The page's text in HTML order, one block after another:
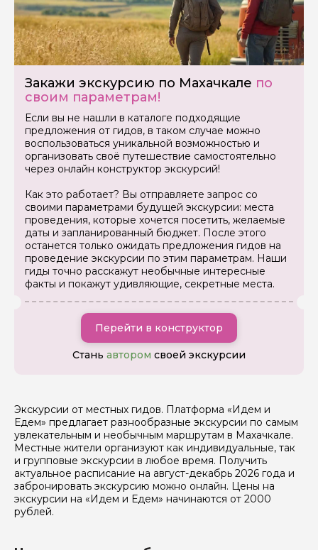
Закажи экскурсию по Махачкале по
своим параметрам!
Если вы не нашли в каталоге подходящие
предложения от гидов, в таком случае можно
воспользоваться уникальной возможностью и
организовать своё путешествие самостоятельно
через онлайн конструктор экскурсий!
Как это работает? Вы отправляете запрос со
своими параметрами будущей экскурсии: места
проведения, которые хочется посетить, желаемые
даты и запланированный бюджет. После этого
останется только ожидать предложения гидов на
проведение экскурсии по этим параметрам. Наши
гиды точно расскажут необычные интересные
факты и покажут удивляющие, секретные места.
Перейти в конструктор
Стань автором своей экскурсии
Экскурсии от местных гидов. Платформа «Идем и
Едем» предлагает разнообразные экскурсии по самым
увлекательным и необычным маршрутам в Махачкале.
Местные жители организуют как индивидуальные, так
и групповые экскурсии в любое время. Получить
актуальное расписание на август-декабрь 2026 года и
забронировать экскурсию можно онлайн. Цены на
экскурсии на «Идем и Едем» начинаются от 2000
рублей.
Задайте свой вопрос гиду
Как вас зовут
Ваша электронная почта
Ваш номер телефона
Если у вас есть интересующие вопросы, можете их
задать
Я даю своё согласие на обработку персональных